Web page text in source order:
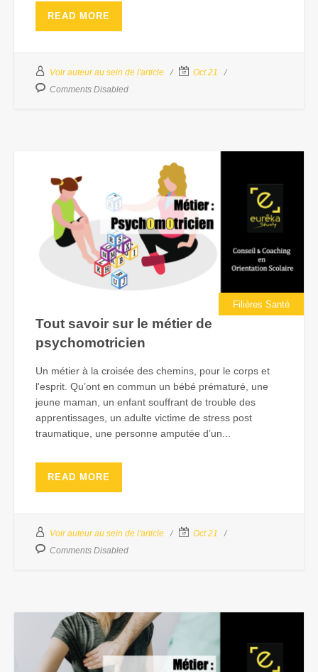
READ MORE
Voir auteur au sein de l'article
Oct 21
Comments Disabled
Filières Santé
Tout savoir sur le métier de
psychomotricien
Un métier à la croisée des chemins, pour le corps et
l'esprit. Qu’ont en commun un bébé prématuré, une
jeune maman, un enfant souffrant de trouble des
apprentissages, un adulte victime de stress post
traumatique, une personne amputée d’un...
READ MORE
Voir auteur au sein de l'article
Oct 21
Comments Disabled